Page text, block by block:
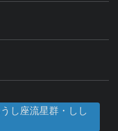
し座流星群・しし